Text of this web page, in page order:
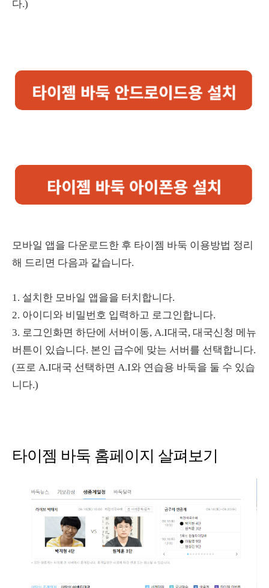
다.)
모바일 앱을 다운로드한 후 타이젬 바둑 이용방법 정리
해 드리면 다음과 같습니다.
1. 설치한 모바일 앱을을 터치합니다.
2. 아이디와 비밀번호 입력하고 로그인합니다.
3. 로그인화면 하단에 서버이동, A.I대국, 대국신청 메뉴
버튼이 있습니다. 본인 급수에 맞는 서버를 선택합니다.
(프로 A.I대국 선택하면 A.I와 연습용 바둑을 둘 수 있습
니다.)
타이젬 바둑 홈페이지 살펴보기